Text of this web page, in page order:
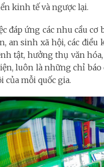
kinh tế và ngược lại.
đáp ứng các nhu cầu
an sinh xã hội, các
tật, hưởng thụ văn
luôn là những chỉ báo
của mỗi quốc gia.